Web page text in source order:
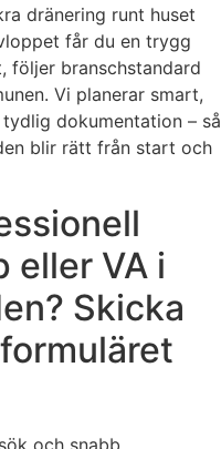
dränering runt huset
får du en trygg
följer branschstandard
Vi planerar smart,
dokumentation – så
blir rätt från start och
eller VA i
Skicka